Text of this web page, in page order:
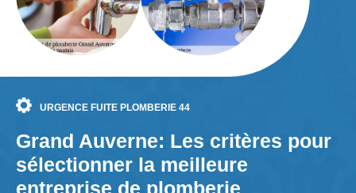
URGENCE FUITE PLOMBERIE 44
Grand Auverne: Les critères pour
sélectionner la meilleure